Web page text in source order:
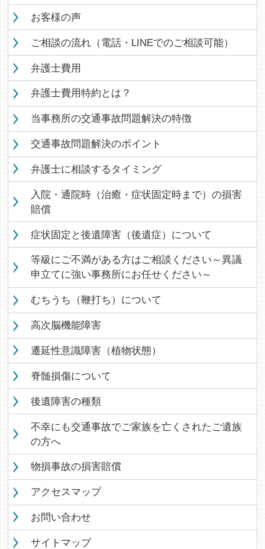
お客様の声
ご相談の流れ（電話・LINEでのご相談可能）
弁護士費用
弁護士費用特約とは？
当事務所の交通事故問題解決の特徴
交通事故問題解決のポイント
弁護士に相談するタイミング
入院・通院時（治癒・症状固定時まで）の損害
賠償
症状固定と後遺障害（後遺症）について
等級にご不満がある方はご相談ください～異議
申立てに強い事務所にお任せください～
むちうち（鞭打ち）について
高次脳機能障害
遷延性意識障害（植物状態）
脊髄損傷について
後遺障害の種類
不幸にも交通事故でご家族を亡くされたご遺族
の方へ
物損事故の損害賠償
アクセスマップ
お問い合わせ
サイトマップ